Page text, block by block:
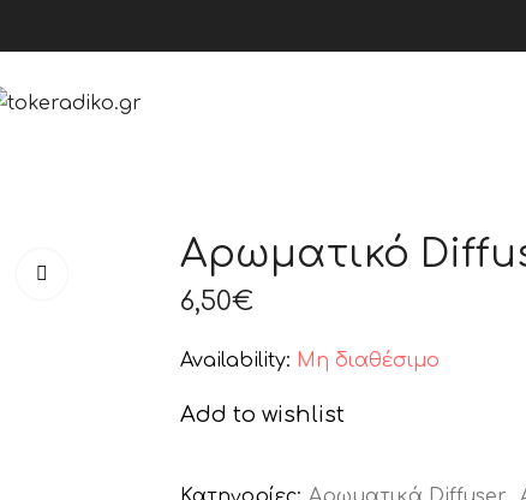
Αρωματικό
6,50€
Availability: Μη διαθέσιμο
Add to wishlist